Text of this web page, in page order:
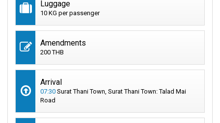
Luggage
10 KG per passenger
Amendments
200 THB
Arrival
07:30 Surat Thani Town, Surat Thani Town: Talad Mai
Road